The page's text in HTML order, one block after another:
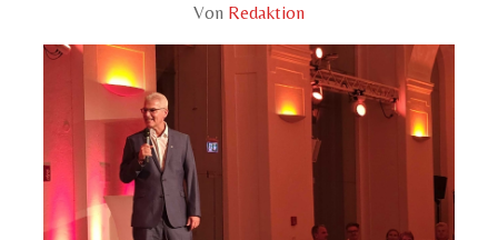
Von Redaktion